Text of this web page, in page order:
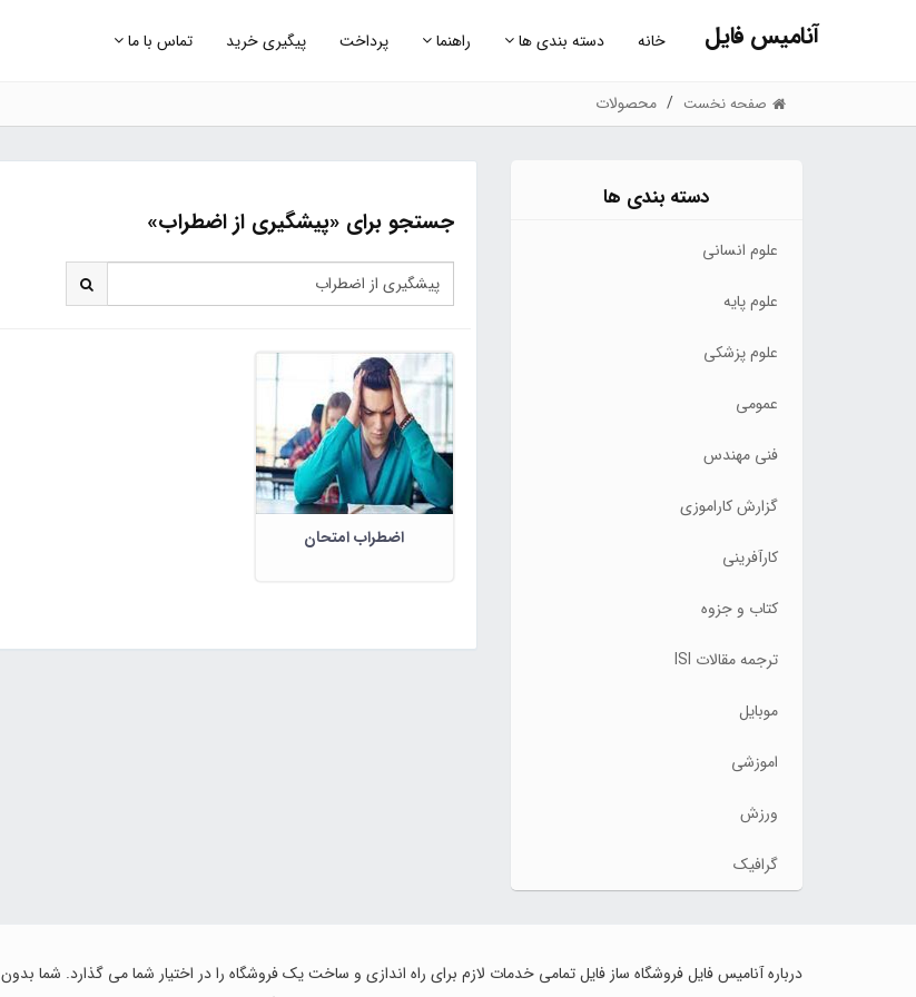
آنامیس فایل خانه دسته بندی ها راهنما پرداخت پیگیری خرید تماس با ما
صفحه نخست محصولات
دسته بندی ها
علوم انسانی
علوم پایه
علوم پزشکی
عمومی
فنی مهندس
گزارش کاراموزی
کارآفرینی
کتاب و جزوه
ترجمه مقالات ISI
موبایل
اموزشی
ورزش
گرافیک
جستجو برای «پیشگیری از اضطراب»
اضطراب امتحان
درباره آنامیس فایل فروشگاه ساز فایل تمامی خدمات لازم برای راه اندازی و ساخت یک فروشگاه را در اختیار شما می گذارد. شما بدون